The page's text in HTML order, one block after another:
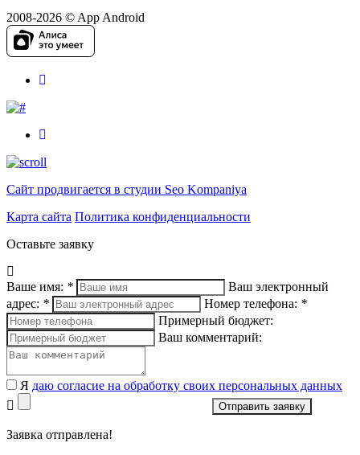
2008-2026 © App Android
Сайт продвигается в студии Seo Kompaniya
Карта сайта Политика конфиденциальности
Оставьте заявку
Ваше имя: *
Ваш электронный
адрес: * Номер телефона: *
Примерный бюджет:
Ваш комментарий:
Я даю согласие на обработку своих персональных данных
Отправить заявку
Заявка отправлена!